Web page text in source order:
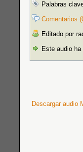
Palabras
Comentarios
Editado por
Este audio
Descargar audio